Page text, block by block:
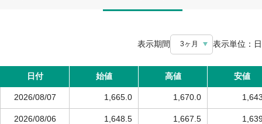
表示期間 3ヶ月 表示単位： 日
日付 始値 高値 安値
2026/08/07 1,665.0 1,670.0
2026/08/06 1,648.5 1,667.5